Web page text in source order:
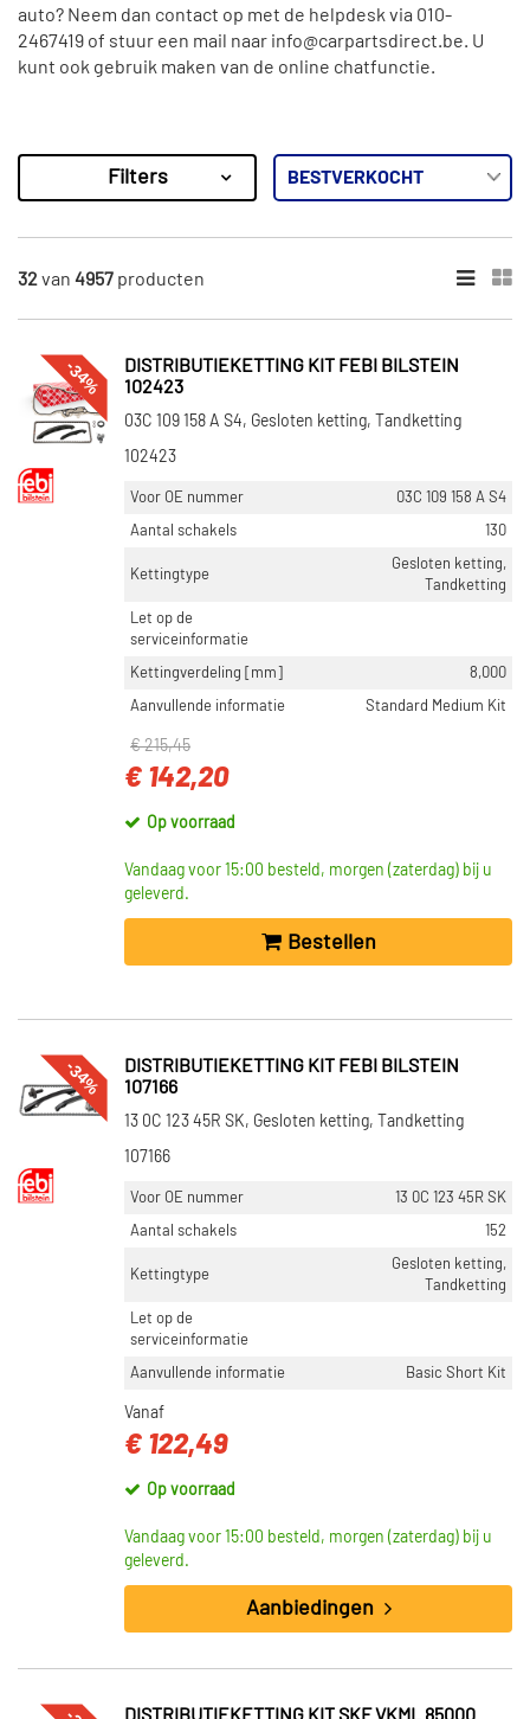
auto? Neem dan contact op met de helpdesk via 010-
2467419 of stuur een mail naar info@carpartsdirect.be. U
kunt ook gebruik maken van de online chatfunctie.
Resultaten
×
Fai Autoparts (294)
INA (465)
Dayco (113)
VOORRAAD
Niet op voorraad (2542)
Op voorraad (2415)
Filters
32van 4957 producten
-34%
DISTRIBUTIEKETTING KIT FEBI BILSTEIN
102423
03C 109 158 A S4, Gesloten ketting, Tandketting
102423
Voor OE nummer
03C 109 158 A S4
Aantal schakels
130
Kettingtype
Gesloten ketting,
Tandketting
Let op de
serviceinformatie
Kettingverdeling [mm]
8,000
Aanvullende informatie
Standard Medium Kit
€ 215,45
€ 142,20
Op voorraad
Vandaag voor 15:00 besteld, morgen (zaterdag) bij u
geleverd.
Bestellen
-34%
DISTRIBUTIEKETTING KIT FEBI BILSTEIN
107166
13 0C 123 45R SK, Gesloten ketting, Tandketting
107166
Voor OE nummer
13 0C 123 45R SK
Aantal schakels
152
Kettingtype
Gesloten ketting,
Tandketting
Let op de
serviceinformatie
Aanvullende informatie
Basic Short Kit
Vanaf
€ 122,49
Op voorraad
Vandaag voor 15:00 besteld, morgen (zaterdag) bij u
geleverd.
Aanbiedingen